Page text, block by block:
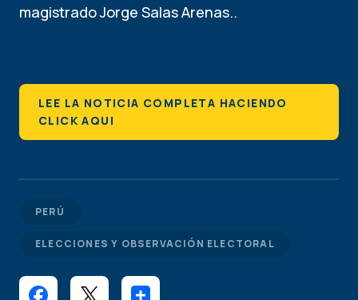
magistrado Jorge Salas Arenas..
LEE LA NOTICIA COMPLETA HACIENDO
CLICK AQUI
PERÚ
ELECCIONES Y OBSERVACIÓN ELECTORAL